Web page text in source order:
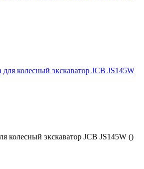
колесный экскаватор JCB JS145W ()